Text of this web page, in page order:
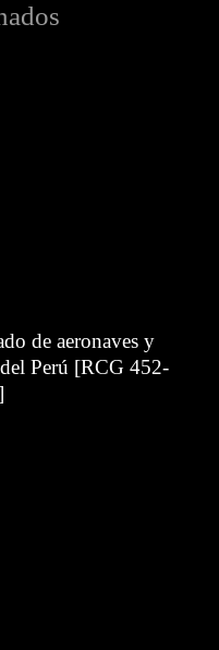
de aeronaves y
Perú [RCG 452-